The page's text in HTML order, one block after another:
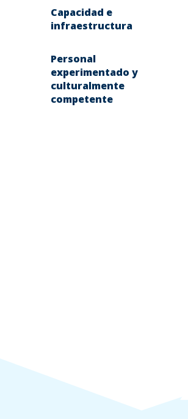
Capacidad e
infraestructura
Personal
experimentado y
culturalmente
competente